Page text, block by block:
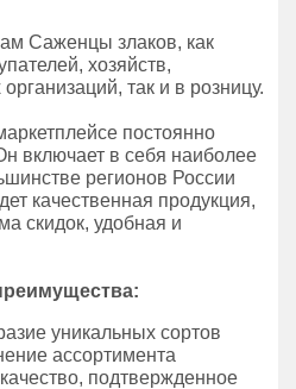
Саженцы злаков, как
хозяйств,
так и в розницу.
постоянно
включает в себя наиболее
регионов России
качественная продукция,
скидок, удобная и
уникальных сортов
ассортимента
подтвержденное